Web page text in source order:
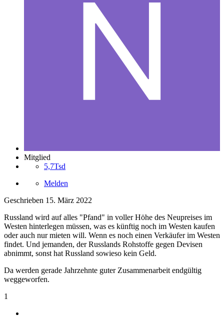
Mitglied
5,7Tsd
Melden
Geschrieben 15. März 2022
Russland wird auf alles "Pfand" in voller Höhe des Neupreises im
Westen hinterlegen müssen, was es künftig noch im Westen kaufen
oder auch nur mieten will. Wenn es noch einen Verkäufer im Westen
findet. Und jemanden, der Russlands Rohstoffe gegen Devisen
abnimmt, sonst hat Russland sowieso kein Geld.
Da werden gerade Jahrzehnte guter Zusammenarbeit endgültig
weggeworfen.
1